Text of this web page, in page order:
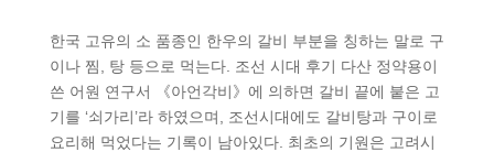
한국 고유의 소 품종인 한우의 갈비 부분을 칭하는 말로 구
이나 찜, 탕 등으로 먹는다. 조선 시대 후기 다산 정약용이
쓴 어원 연구서 《아언각비》에 의하면 갈비 끝에 붙은 고
기를 ‘쇠가리’라 하였으며, 조선시대에도 갈비탕과 구이로
요리해 먹었다는 기록이 남아있다. 최초의 기원은 고려시